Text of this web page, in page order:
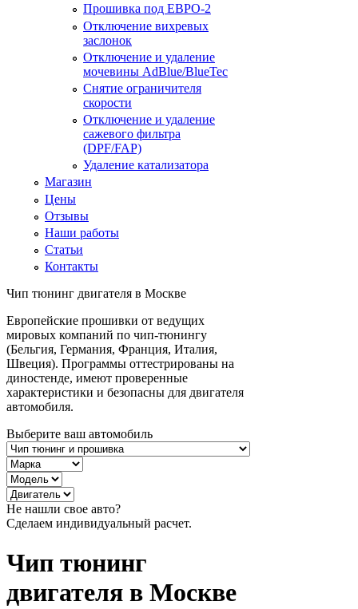
Прошивка под ЕВРО-2
Отключение вихревых
заслонок
Отключение и удаление
мочевины AdBlue/BlueTec
Снятие ограничителя
скорости
Отключение и удаление
сажевого фильтра
(DPF/FAP)
Удаление катализатора
Магазин
Цены
Отзывы
Наши работы
Статьи
Контакты
Чип тюнинг двигателя в Москве
Европейские прошивки от ведущих
мировых компаний по чип-тюнингу
(Бельгия, Германия, Франция, Италия,
Швеция). Программы оттестрированы на
диностенде, имеют проверенные
характеристики и безопасны для двигателя
автомобиля.
Выберите ваш автомобиль
Не нашли свое авто?
Сделаем индивидуальный расчет.
Чип тюнинг
двигателя в Москве